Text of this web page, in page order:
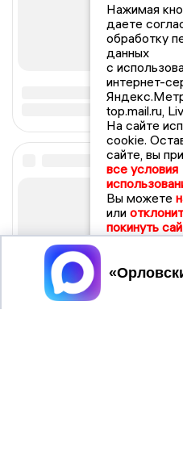
Нажимая
даете
обработку
данных
с
интернет-
top.mail.ru,
На сайте
cookie.
сайте, вы
все условия
Вы можете
или
покинуть